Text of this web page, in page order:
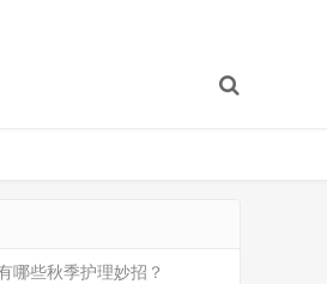
哪些秋季护理妙招？